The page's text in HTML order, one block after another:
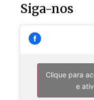
Siga-nos
Clique para
e